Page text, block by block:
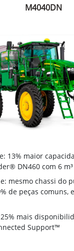
M4040DN
13% maior
DN460 com 6 m³
mesmo chassi do
de peças comuns,
mais
Support™